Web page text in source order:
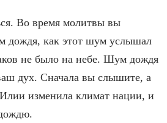
Во время молитвы вы
дождя, как этот шум услышал
не было на небе. Шум дождя
дух. Сначала вы слышите, а
изменила климат нации, и